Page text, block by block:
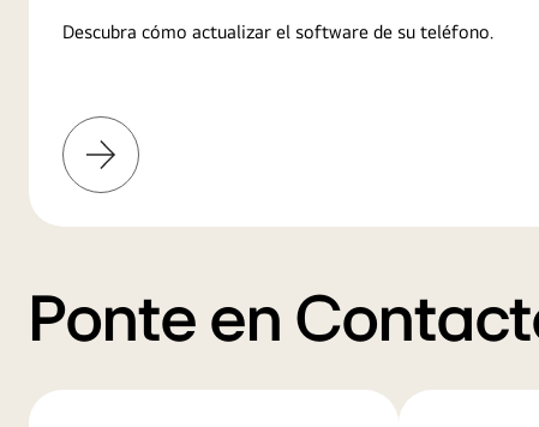
Descubra cómo actualizar el software de su teléfono.
Más
información
Ponte en